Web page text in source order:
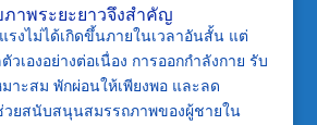
าพระยะยาวจึงสำคัญ
งไม่ได้เกิดขึ้นภายในเวลาอันสั้น แต่
วเองอย่างต่อเนื่อง การออกกำลังกาย รับ
าะสม พักผ่อนให้เพียงพอ และลด
วยสนับสนุนสมรรถภาพของผู้ชายใน